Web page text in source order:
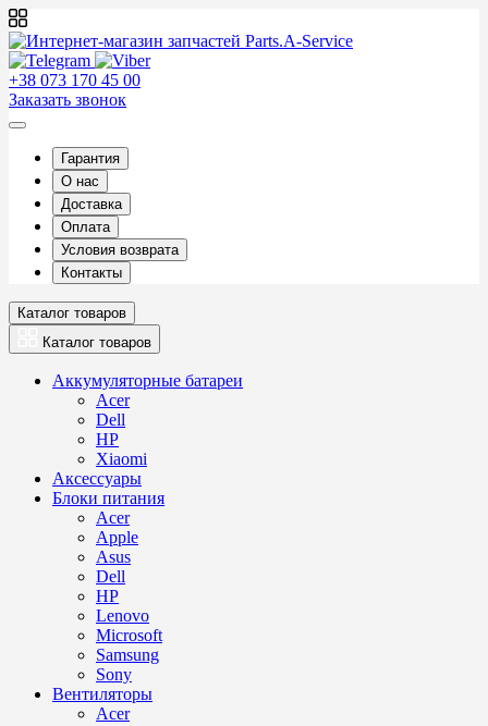
+38 073 170 45 00
Заказать звонок
Гарантия
О нас
Доставка
Оплата
Условия возврата
Контакты
Каталог товаров
Каталог товаров
Аккумуляторные батареи
Acer
Dell
HP
Xiaomi
Аксессуары
Блоки питания
Acer
Apple
Asus
Dell
HP
Lenovo
Microsoft
Samsung
Sony
Вентиляторы
Acer